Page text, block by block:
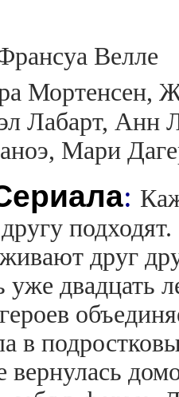
Велле
Мортенсен,
Лабарт, Анн
Мари
:
друг
уже двадцать
в
вернулась